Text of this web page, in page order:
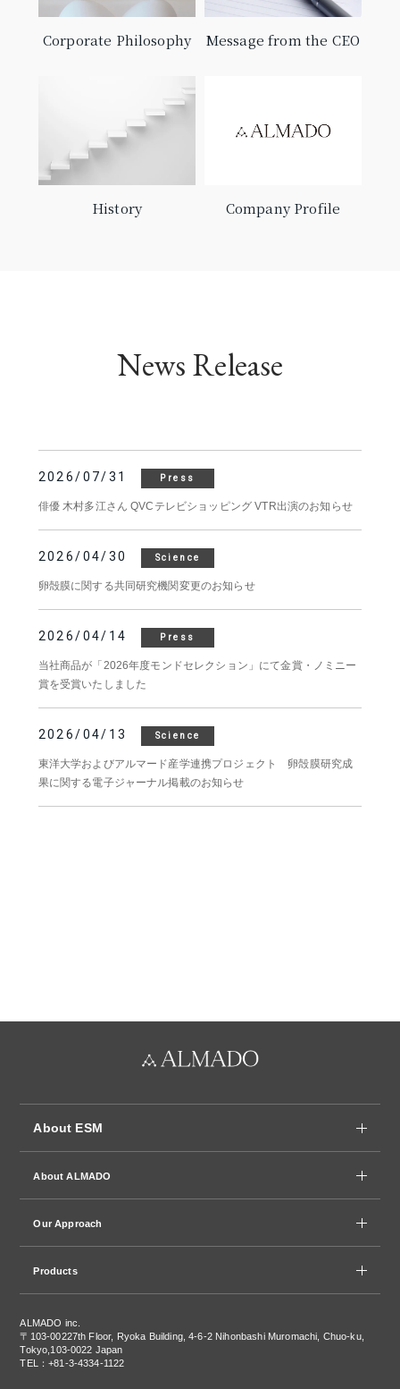
Corporate Philosophy Message from the CEO
History Company Profile
News Release
2026/07/31 Press
俳優 木村多江さん QVCテレビショッピング VTR出演のお知らせ
2026/04/30 Science
卵殻膜に関する共同研究機関変更のお知らせ
2026/04/14 Press
当社商品が「2026年度モンドセレクション」にて金賞・ノミニー
賞を受賞いたしました
2026/04/13 Science
東洋大学およびアルマード産学連携プロジェクト 卵殻膜研究成
果に関する電子ジャーナル掲載のお知らせ
About ESM
About ALMADO
Our Approach
Products
ALMADO inc.
〒103-00227th Floor, Ryoka Building, 4-6-2 Nihonbashi Muromachi, Chuo-ku,
Tokyo,103-0022 Japan
TEL：+81-3-4334-1122